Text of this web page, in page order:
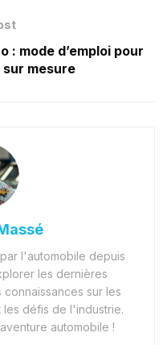
mode d’emploi pour
mesure
l'automobile depuis
les dernières
sur les
défis de l'industrie.
automobile !